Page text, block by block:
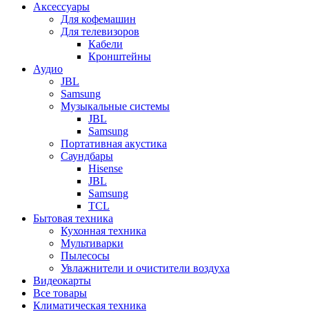
Аксессуары
Для кофемашин
Для телевизоров
Кабели
Кронштейны
Аудио
JBL
Samsung
Музыкальные системы
JBL
Samsung
Портативная акустика
Саундбары
Hisense
JBL
Samsung
TCL
Бытовая техника
Кухонная техника
Мультиварки
Пылесосы
Увлажнители и очистители воздуха
Видеокарты
Все товары
Климатическая техника